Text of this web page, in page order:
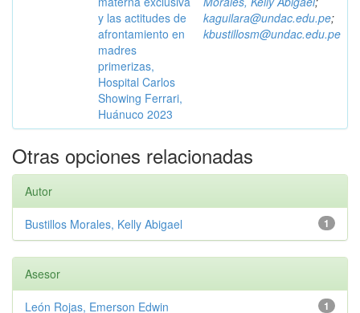
y las actitudes de
afrontamiento en
madres
primerizas,
Hospital Carlos
Showing Ferrari,
Huánuco 2023
kaguilara@undac.edu.pe;
kbustillosm@undac.edu.pe
Otras opciones relacionadas
Autor
1
Bustillos Morales, Kelly Abigael
Asesor
1
León Rojas, Emerson Edwin